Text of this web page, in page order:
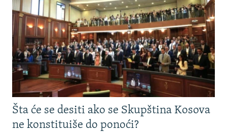
Šta će se desiti ako se Skupština Kosova
ne konstituiše do ponoći?